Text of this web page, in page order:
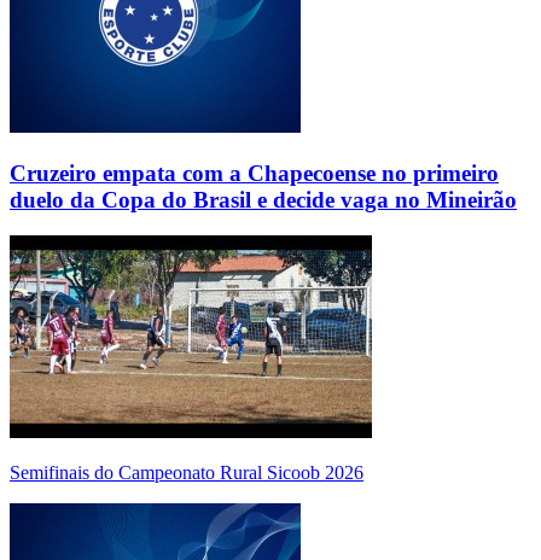
Cruzeiro empata com a Chapecoense no primeiro
duelo da Copa do Brasil e decide vaga no Mineirão
Semifinais do Campeonato Rural Sicoob 2026